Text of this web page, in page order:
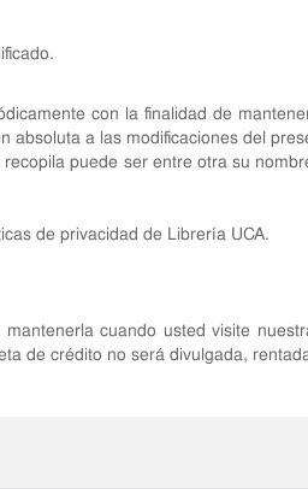
con la finalidad de
absoluta a las modificaciones del
puede ser entre otra su
de privacidad de Librería UCA.
cuando usted visite
de crédito no será divulgada,